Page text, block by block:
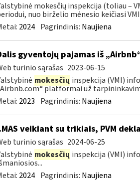
mokesčių inspekcija (toliau –
nuo birželio mėnesio keičiasi
2024 Pagrindinis: Naujiena
gyventojų pajamas iš
turinio sąrašas 2023-06-15
mokesčių inspekcija (VMI)
platformai už
2023 Pagrindinis: Naujiena
veikiant su trikiais, PVM
turinio sąrašas 2024-06-25
mokesčių inspekcija (VMI)
2024 Pagrindinis: Naujiena